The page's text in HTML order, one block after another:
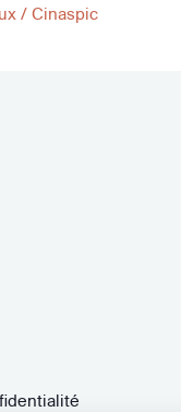
/ Cinaspic